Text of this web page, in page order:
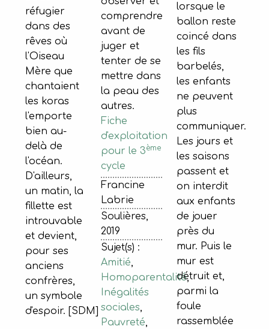
réfugier
dans des
rêves où
l'Oiseau
Mère que
chantaient
les koras
l'emporte
bien au-
delà de
l'océan.
D'ailleurs,
un matin, la
fillette est
introuvable
et devient,
pour ses
anciens
confrères,
un symbole
d'espoir. [SDM]
comprendre
avant de
juger et
tenter de se
mettre dans
la peau des
autres.
Fiche
d'exploitation
pour le 3ème
cycle
Francine
Labrie
Soulières,
2019
Sujet(s) :
Amitié,
Homoparentalité,
Inégalités
sociales,
Pauvreté,
lorsque le
ballon reste
coincé dans
les fils
barbelés,
les enfants
ne peuvent
plus
communiquer.
Les jours et
les saisons
passent et
on interdit
aux enfants
de jouer
près du
mur. Puis le
mur est
détruit et,
parmi la
foule
rassemblée